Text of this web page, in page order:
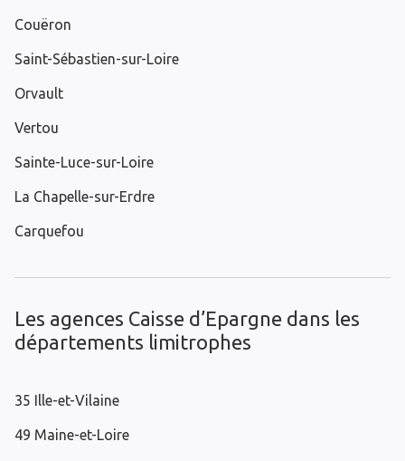
Couëron
Saint-Sébastien-sur-Loire
Orvault
Vertou
Sainte-Luce-sur-Loire
La Chapelle-sur-Erdre
Carquefou
Les agences Caisse d’Epargne dans les
départements limitrophes
35 Ille-et-Vilaine
49 Maine-et-Loire